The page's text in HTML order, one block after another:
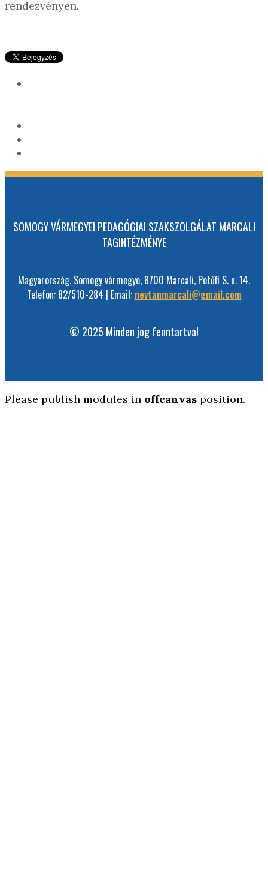
rendezvényen.
SOMOGY VÁRMEGYEI PEDAGÓGIAI SZAKSZOLGÁLAT MARCALI
TAGINTÉZMÉNYE
Magyarország, Somogy vármegye, 8700 Marcali, Petőfi S. u. 14.
Telefon: 82/510-284 | Email: nevtanmarcali@gmail.com
© 2025 Minden jog fenntartva!
Please publish modules in offcanvas position.